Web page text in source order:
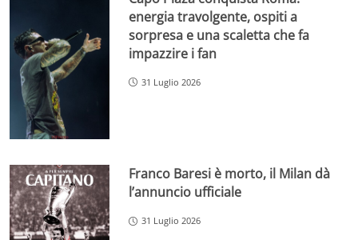
energia travolgente, ospiti a
sorpresa e una scaletta che fa
impazzire i fan
31 Luglio 2026
Franco Baresi è morto, il Milan dà
l’annuncio ufficiale
31 Luglio 2026